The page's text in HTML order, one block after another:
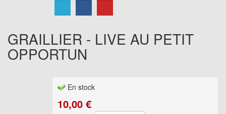
GRAILLIER - LIVE AU PETIT
OPPORTUN
En stock
10,00 €